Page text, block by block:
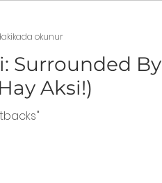
Surrounded By
Aksi!)
okunur